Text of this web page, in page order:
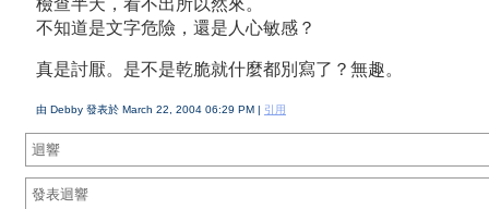
不知道是文字危險，還是人心敏感？
真是討厭。是不是乾脆就什麼都別寫了？無趣。
由 Debby 發表於 March 22, 2004 06:29 PM | 引用
迴響
發表迴響